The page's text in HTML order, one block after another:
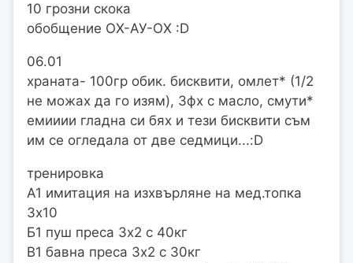
10 грозни скока
обобщение ОХ-АУ-ОХ :D
06.01
храната- 100гр обик. бисквити, омлет* (1/2
не можах да го изям), 3фх с масло, смути*
емииии гладна си бях и тези бисквити съм
им се огледала от две седмици...:D
тренировка
А1 имитация на изхвърляне на мед.топка
3х10
Б1 пуш преса 3х2 с 40кг
В1 бавна преса 3х2 с 30кг